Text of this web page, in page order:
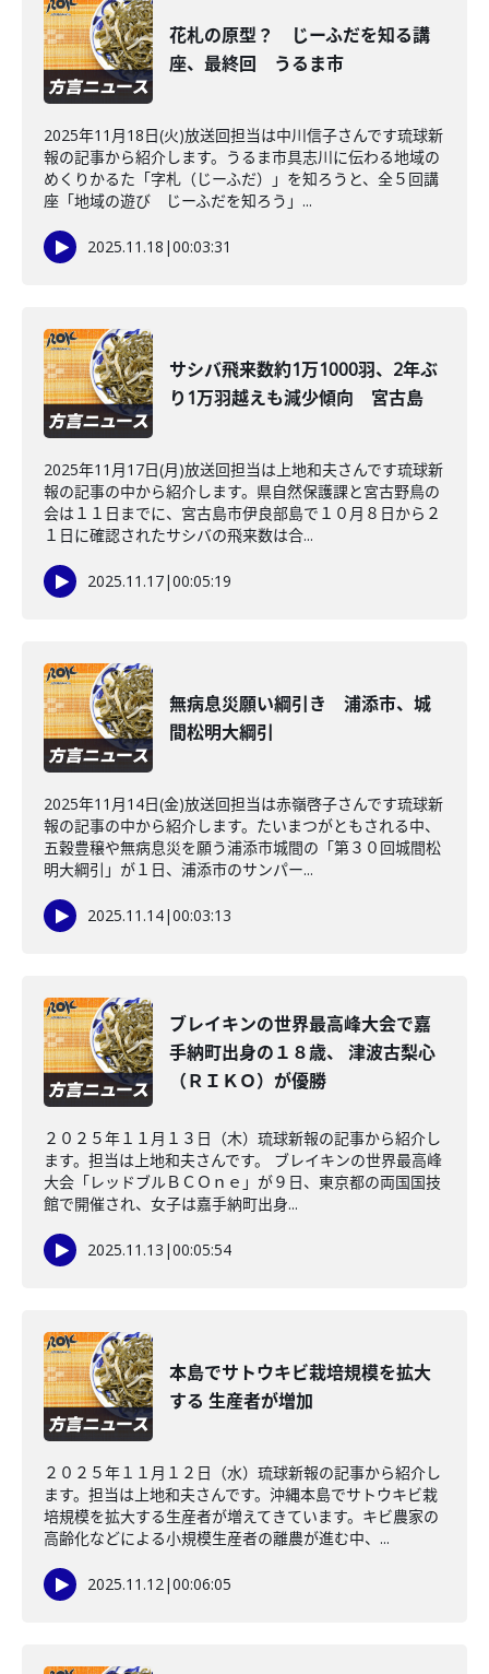
花札の原型？ じーふだを知る講
座、最終回 うるま市
2025年11月18日(火)放送回担当は中川信子さんです琉球新
報の記事から紹介します。うるま市具志川に伝わる地域の
めくりかるた「字札（じーふだ）」を知ろうと、全５回講
座「地域の遊び じーふだを知ろう」...
2025.11.18 |00:03:31
サシバ飛来数約1万1000羽、2年ぶ
り1万羽越えも減少傾向 宮古島
2025年11月17日(月)放送回担当は上地和夫さんです琉球新
報の記事の中から紹介します。県自然保護課と宮古野鳥の
会は１１日までに、宮古島市伊良部島で１０月８日から２
１日に確認されたサシバの飛来数は合...
2025.11.17|00:05:19
無病息災願い綱引き 浦添市、城
間松明大綱引
2025年11月14日(金)放送回担当は赤嶺啓子さんです琉球新
報の記事の中から紹介します。たいまつがともされる中、
五穀豊穣や無病息災を願う浦添市城間の「第３０回城間松
明大綱引」が１日、浦添市のサンパー...
2025.11.14|00:03:13
ブレイキンの世界最高峰大会で嘉
手納町出身の１８歳、 津波古梨心
（ＲＩＫＯ）が優勝
２０２５年１１月１３日（木）琉球新報の記事から紹介し
ます。担当は上地和夫さんです。 ブレイキンの世界最高峰
大会「レッドブルＢＣＯｎｅ」が９日、東京都の両国国技
館で開催され、女子は嘉手納町出身...
2025.11.13 |00:05:54
本島でサトウキビ栽培規模を拡大
する 生産者が増加
２０２５年１１月１２日（水）琉球新報の記事から紹介し
ます。担当は上地和夫さんです。沖縄本島でサトウキビ栽
培規模を拡大する生産者が増えてきています。キビ農家の
高齢化などによる小規模生産者の離農が進む中、...
2025.11.12|00:06:05